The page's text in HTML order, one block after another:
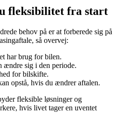
fleksibilitet fra start
behov på er at forberede sig på
så overvej:
har brug for bilen.
ændre sig i den periode.
for bilskifte.
opstå, hvis du ændrer aftalen.
fleksible løsninger og
hvis livet tager en uventet